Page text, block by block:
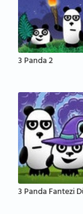
3 Panda 2
3 Panda Fantezi